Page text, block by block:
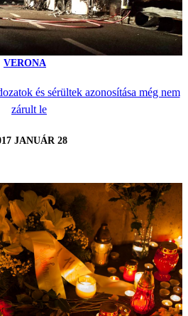
VERONA
és sérültek azonosítása még nem
zárult le
JANUÁR 28